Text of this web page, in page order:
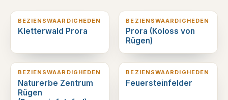
BEZIENSWAARDIGHEDEN
Kletterwald Prora
BEZIENSWAARDIGHEDEN
Prora (Koloss von
Rügen)
1 km verderop
BEZIENSWAARDIGHEDEN
Naturerbe Zentrum
Rügen
3 km verderop
BEZIENSWAARDIGHEDEN
Feuersteinfelder